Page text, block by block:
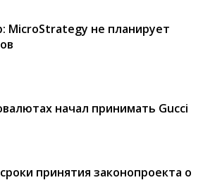
MicroStrategy не планирует
начал принимать Gucci
принятия законопроекта о